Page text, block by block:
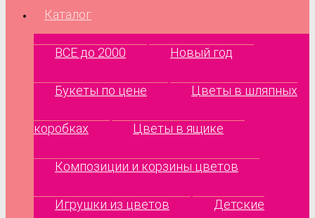
Каталог
ВСЕ до 2000 Новый год
Букеты по цене Цветы в шляпных
коробках Цветы в ящике
Композиции и корзины цветов
Игрушки из цветов Детские